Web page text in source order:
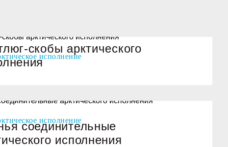
скобы арктического
соединительные
исполнения